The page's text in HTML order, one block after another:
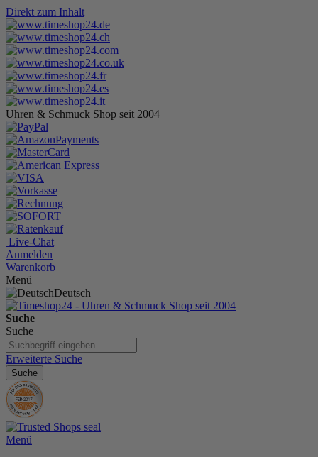
Direkt zum Inhalt
Uhren & Schmuck Shop seit 2004
Live-Chat
Anmelden
Warenkorb
Menü
Deutsch
Suche
Suche
Erweiterte Suche
Suche
Menü